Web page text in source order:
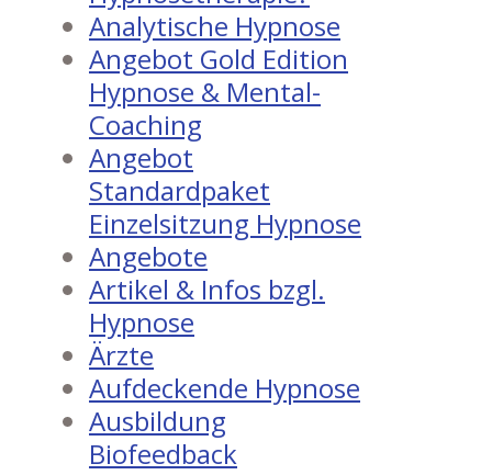
Analytische Hypnose
Angebot Gold Edition
Hypnose & Mental-
Coaching
Angebot
Standardpaket
Einzelsitzung Hypnose
Angebote
Artikel & Infos bzgl.
Hypnose
Ärzte
Aufdeckende Hypnose
Ausbildung
Biofeedback